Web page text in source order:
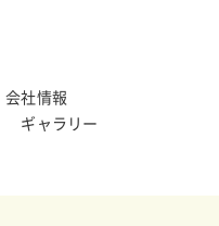
会社情報
ギャラリー